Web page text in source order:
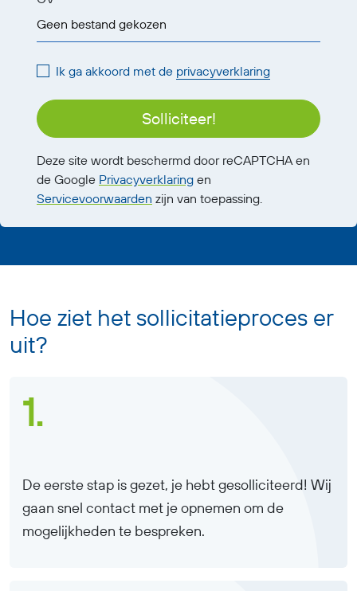
Geen bestand gekozen
Ik ga akkoord met de privacyverklaring
Solliciteer!
Deze site wordt beschermd door reCAPTCHA en
de Google Privacyverklaring en
Servicevoorwaarden zijn van toepassing.
Hoe ziet het sollicitatieproces er
uit?
1.
De eerste stap is gezet, je hebt gesolliciteerd! Wij
gaan snel contact met je opnemen om de
mogelijkheden te bespreken.